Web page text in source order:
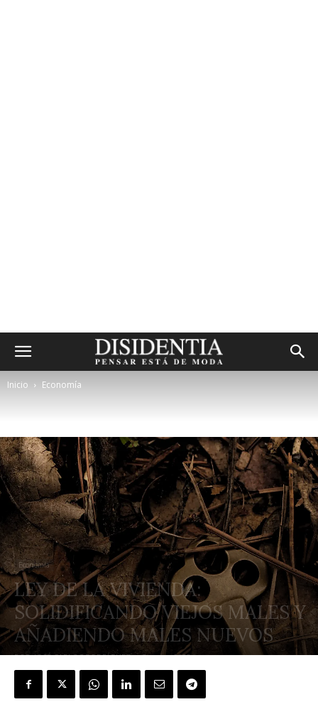
Inicio Economía
Economía
LEY DE LA VIVIENDA:
SOLIDIFICANDO VIEJOS MALES Y
AÑADIENDO MALES NUEVOS
POR JOSÉ CARLOS RODRÍGUEZ - 5 mayo, 2023